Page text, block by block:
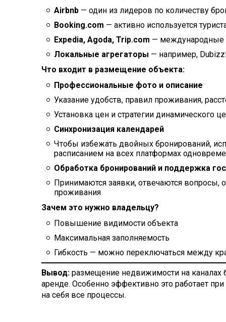
Airbnb — один из лидеров по количеству
Booking.com — активно используется
Expedia, Agoda, Trip.com — международные
Локальные агрегаторы — например,
Что входит в размещение объекта:
Профессиональные фото и описание
Указание удобств, правил проживания,
Установка цен и стратегии динамического
Синхронизация календарей
Чтобы избежать двойных бронирований,
расписанием на всех платформах
Обработка бронирований и поддержка
Принимаются заявки, отвечаются вопросы,
проживания
Зачем это нужно владельцу?
Повышение видимости объекта
Максимальная заполняемость
Гибкость — можно переключаться между
Вывод: размещение недвижимости на каналах
аренде. Особенно эффективно это работает
на себя все процессы.